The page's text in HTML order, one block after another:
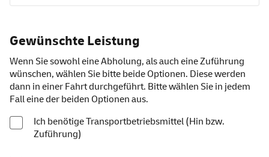
Gewünschte Leistung
Wenn Sie sowohl eine Abholung, als auch eine Zuführung
wünschen, wählen Sie bitte beide Optionen. Diese werden
dann in einer Fahrt durchgeführt. Bitte wählen Sie in jedem
Fall eine der beiden Optionen aus.
Ich benötige Transportbetriebsmittel (Hin bzw.
Zuführung)